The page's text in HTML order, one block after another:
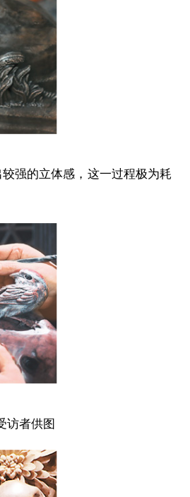
强的立体感，这一过程极为耗
访者供图